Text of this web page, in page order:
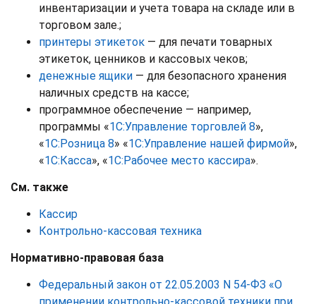
инвентаризации и учета товара на складе или в
торговом зале.;
принтеры этикеток — для печати товарных
этикеток, ценников и кассовых чеков;
денежные ящики — для безопасного хранения
наличных средств на кассе;
программное обеспечение — например,
программы «1С:Управление торговлей 8»,
«1С:Розница 8» «1С:Управление нашей фирмой»,
«1С:Касса», «1С:Рабочее место кассира».
См. также
Кассир
Контрольно-кассовая техника
Нормативно-правовая база
Федеральный закон от 22.05.2003 N 54-ФЗ «О